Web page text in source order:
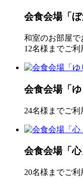
会食会場「ぼ
和室のお部屋で
12名様までご利
会食会場「ゆ
24名様までご利
会食会場「心
20名様までご利